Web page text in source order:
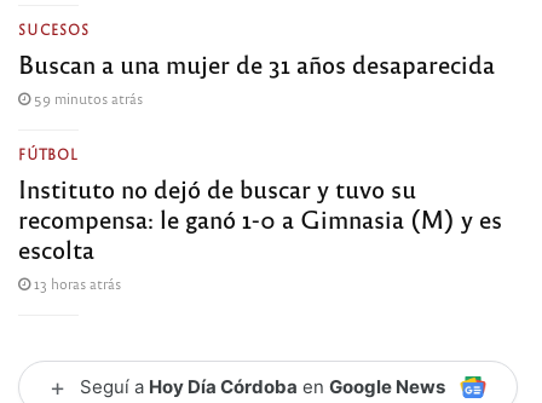
SUCESOS
Buscan a una mujer de 31 años desaparecida
59 minutos atrás
FÚTBOL
Instituto no dejó de buscar y tuvo su
recompensa: le ganó 1-0 a Gimnasia (M) y es
escolta
13 horas atrás
+ Seguí a Hoy Día Córdoba en Google News